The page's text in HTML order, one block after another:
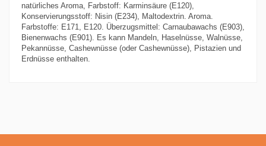
natürliches Aroma, Farbstoff: Karminsäure (E120),
Konservierungsstoff: Nisin (E234), Maltodextrin. Aroma.
Farbstoffe: E171, E120. Überzugsmittel: Carnaubawachs (E903),
Bienenwachs (E901). Es kann Mandeln, Haselnüsse, Walnüsse,
Pekannüsse, Cashewnüsse (oder Cashewnüsse), Pistazien und
Erdnüsse enthalten.